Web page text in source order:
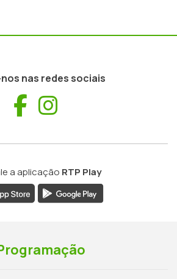
nas redes sociais
Facebook
a aplicação RTP Play